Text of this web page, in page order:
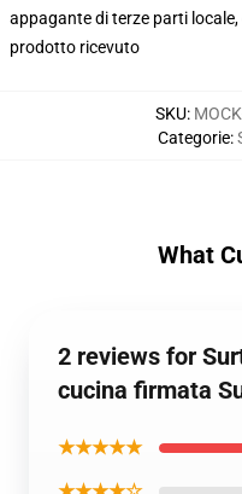
appagante di terze parti locale,
prodotto ricevuto
SKU:
Categorie:
What
2 reviews for
cucina firmata
★★★★★